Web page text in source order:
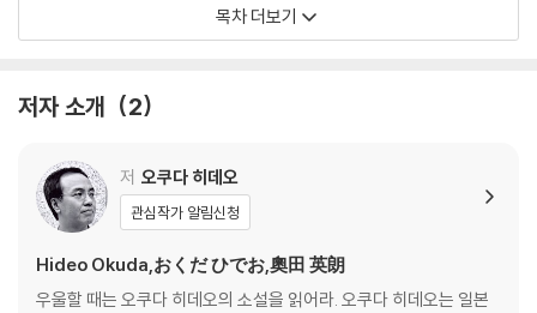
목차 더보기
저자 소개 2
저 오쿠다 히데오
관심작가 알림신청
Hideo Okuda,おくだ ひでお,奧田 英朗
우울할 때는 오쿠다 히데오의 소설을 읽어라. 오쿠다 히데오는 일본